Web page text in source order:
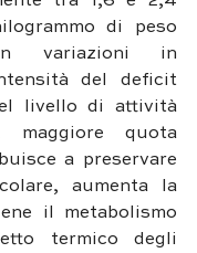
di peso
variazioni in
del deficit
livello di attività
maggiore quota
a preservare
aumenta la
il metabolismo
termico degli